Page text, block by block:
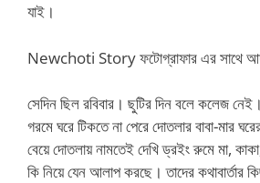
যাই।
Newchoti Story ফটোগ্রাফার এর সাথে
সেদিন ছিল রবিবার। ছুটির দিন বলে কলেজ
গরমে ঘরে টিকতে না পেরে দোতলার বাবা-মার
বেয়ে দোতলায় নামতেই দেখি ড্রইং রুমে মা,
কি নিয়ে যেন আলাপ করছে। তাদের কথাবার্তার